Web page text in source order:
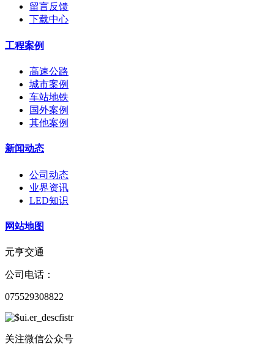
留言反馈
下载中心
工程案例
高速公路
城市案例
车站地铁
国外案例
其他案例
新闻动态
公司动态
业界资讯
LED知识
网站地图
元亨交通
公司电话：
075529308822
关注微信公众号